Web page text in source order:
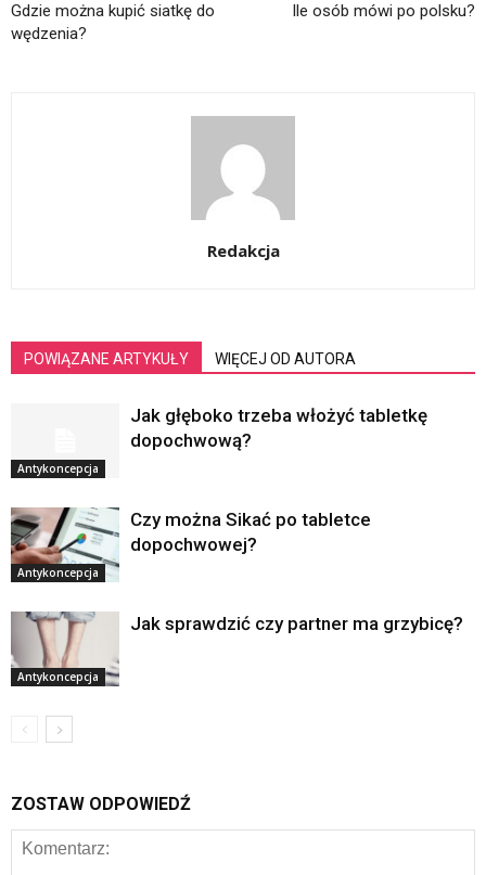
Gdzie można kupić siatkę do
wędzenia?
Ile osób mówi po polsku?
Redakcja
POWIĄZANE ARTYKUŁY WIĘCEJ OD AUTORA
Antykoncepcja
Jak głęboko trzeba włożyć tabletkę
dopochwową?
Antykoncepcja
Czy można Sikać po tabletce
dopochwowej?
Antykoncepcja
Jak sprawdzić czy partner ma grzybicę?
ZOSTAW ODPOWIEDŹ